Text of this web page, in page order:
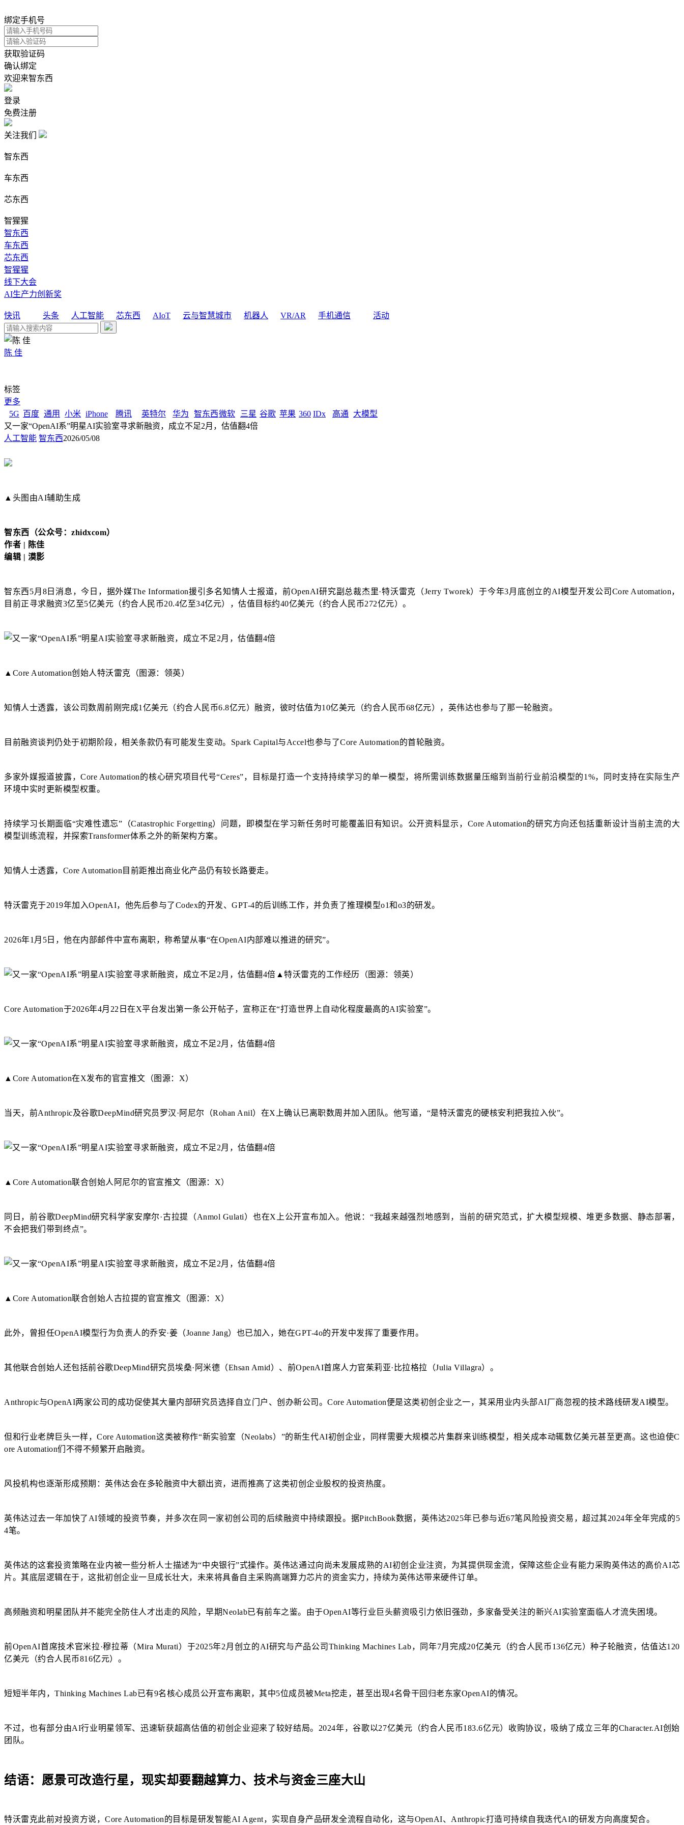
绑定手机号
获取验证码
确认绑定
欢迎来智东西
登录
免费注册
关注我们
智东西
车东西
芯东西
智猩猩
智东西
车东西
芯东西
智猩猩
线下大会
AI生产力创新奖
快讯 头条 人工智能 芯东西 AIoT 云与智慧城市 机器人 VR/AR 手机通信 活动
陈 佳
标签
更多
5G 百度 通用 小米 iPhone 腾讯 英特尔 华为 智东西微软 三星 谷歌 苹果 360 IDx 高通
大模型
又一家“OpenAI系”明星AI实验室寻求新融资，成立不足2月，估值翻4倍
人工智能 智东西2026/05/08
▲头图由AI辅助生成
智东西（公众号：zhidxcom）
作者 | 陈佳
编辑 | 漠影
智东西5月8日消息，今日，据外媒The Information援引多名知情人士报道，前OpenAI研究副总裁杰里·特沃雷克（Jerry Tworek）于今年3月底创立的AI模型开发公司Core Automation，
目前正寻求融资3亿至5亿美元（约合人民币20.4亿至34亿元），估值目标约40亿美元（约合人民币272亿元）。
▲Core Automation创始人特沃雷克（图源：领英）
知情人士透露，该公司数周前刚完成1亿美元（约合人民币6.8亿元）融资，彼时估值为10亿美元（约合人民币68亿元），英伟达也参与了那一轮融资。
目前融资谈判仍处于初期阶段，相关条款仍有可能发生变动。Spark Capital与Accel也参与了Core Automation的首轮融资。
多家外媒报道披露，Core Automation的核心研究项目代号“Ceres”，目标是打造一个支持持续学习的单一模型，将所需训练数据量压缩到当前行业前沿模型的1%，同时支持在实际生产
环境中实时更新模型权重。
持续学习长期面临“灾难性遗忘”（Catastrophic Forgetting）问题，即模型在学习新任务时可能覆盖旧有知识。公开资料显示，Core Automation的研究方向还包括重新设计当前主流的大
模型训练流程，并探索Transformer体系之外的新架构方案。
知情人士透露，Core Automation目前距推出商业化产品仍有较长路要走。
特沃雷克于2019年加入OpenAI，他先后参与了Codex的开发、GPT-4的后训练工作，并负责了推理模型o1和o3的研发。
2026年1月5日，他在内部邮件中宣布离职，称希望从事“在OpenAI内部难以推进的研究”。
▲特沃雷克的工作经历（图源：领英）
Core Automation于2026年4月22日在X平台发出第一条公开帖子，宣称正在“打造世界上自动化程度最高的AI实验室”。
▲Core Automation在X发布的官宣推文（图源：X）
当天，前Anthropic及谷歌DeepMind研究员罗汉·阿尼尔（Rohan Anil）在X上确认已离职数周并加入团队。他写道，“是特沃雷克的硬核安利把我拉入伙”。
▲Core Automation联合创始人阿尼尔的官宣推文（图源：X）
同日，前谷歌DeepMind研究科学家安摩尔·古拉提（Anmol Gulati）也在X上公开宣布加入。他说：“我越来越强烈地感到，当前的研究范式，扩大模型规模、堆更多数据、静态部署，
不会把我们带到终点”。
▲Core Automation联合创始人古拉提的官宣推文（图源：X）
此外，曾担任OpenAI模型行为负责人的乔安·姜（Joanne Jang）也已加入，她在GPT-4o的开发中发挥了重要作用。
其他联合创始人还包括前谷歌DeepMind研究员埃桑·阿米德（Ehsan Amid）、前OpenAI首席人力官茱莉亚·比拉格拉（Julia Villagra）。
Anthropic与OpenAI两家公司的成功促使其大量内部研究员选择自立门户、创办新公司。Core Automation便是这类初创企业之一，其采用业内头部AI厂商忽视的技术路线研发AI模型。
但和行业老牌巨头一样，Core Automation这类被称作“新实验室（Neolabs）”的新生代AI初创企业，同样需要大规模芯片集群来训练模型，相关成本动辄数亿美元甚至更高。这也迫使C
ore Automation们不得不频繁开启融资。
风投机构也逐渐形成预期：英伟达会在多轮融资中大额出资，进而推高了这类初创企业股权的投资热度。
英伟达过去一年加快了AI领域的投资节奏，并多次在同一家初创公司的后续融资中持续跟投。据PitchBook数据，英伟达2025年已参与近67笔风险投资交易，超过其2024年全年完成的5
4笔。
英伟达的这套投资策略在业内被一些分析人士描述为“中央银行”式操作。英伟达通过向尚未发展成熟的AI初创企业注资，为其提供现金流，保障这些企业有能力采购英伟达的高价AI芯
片。其底层逻辑在于，这批初创企业一旦成长壮大，未来将具备自主采购高端算力芯片的资金实力，持续为英伟达带来硬件订单。
高频融资和明星团队并不能完全防住人才出走的风险，早期Neolab已有前车之鉴。由于OpenAI等行业巨头薪资吸引力依旧强劲，多家备受关注的新兴AI实验室面临人才流失困境。
前OpenAI首席技术官米拉·穆拉蒂（Mira Murati）于2025年2月创立的AI研究与产品公司Thinking Machines Lab，同年7月完成20亿美元（约合人民币136亿元）种子轮融资，估值达120
亿美元（约合人民币816亿元）。
短短半年内，Thinking Machines Lab已有9名核心成员公开宣布离职，其中5位成员被Meta挖走，甚至出现4名骨干回归老东家OpenAI的情况。
不过，也有部分由AI行业明星领军、迅速斩获超高估值的初创企业迎来了较好结局。2024年，谷歌以27亿美元（约合人民币183.6亿元）收购协议，吸纳了成立三年的Character.AI创始
团队。
结语：愿景可改造行星，现实却要翻越算力、技术与资金三座大山
特沃雷克此前对投资方说，Core Automation的目标是研发智能AI Agent，实现自身产品研发全流程自动化，这与OpenAI、Anthropic打造可持续自我迭代AI的研发方向高度契合。